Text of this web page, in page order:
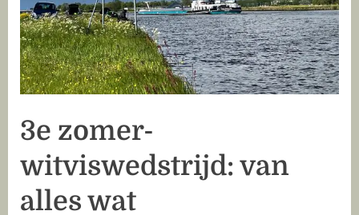
3e zomer-
witviswedstrijd: van
alles wat